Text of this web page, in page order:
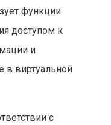
функции
доступом к
и
в виртуальной
с